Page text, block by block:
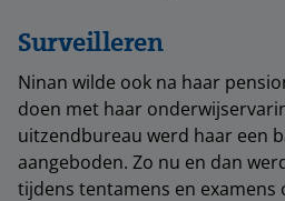
Surveilleren
Ninan wilde ook na haar
doen met haar
uitzendbureau werd haar een
aangeboden. Zo nu en dan
tijdens tentamens en examens